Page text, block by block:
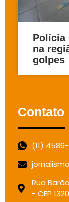
Polícia
na
golpes
Contato
(11)
Rua
- CEP